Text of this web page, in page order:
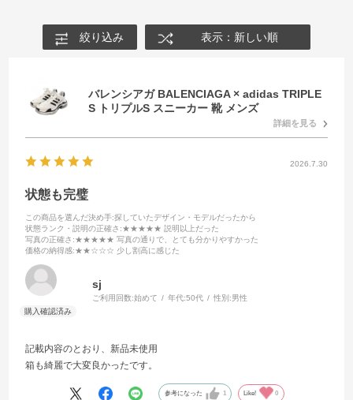
絞り込み 表示：新しい順
バレンシアガ BALENCIAGA × adidas TRIPLE
S トリプルS スニーカー 靴 メンズ
詳細を見る
2026.7.30
状態も完璧
この商品を選んだ決め手:探していたデザイン・モデルだったから
状態ランク・説明の正確さ :★★★★★ 説明以上だった
写真の正確さ :★★★★★ 写真の通りで、とても分かりやすかった
価格の納得感:★★☆☆☆ 少し割高に感じた
sj
ご利用回数:始めて 年代:50代 性別:男性
記載内容のとおり、新品未使用
箱も綺麗で大変良かったです。
参考になった 1 Like! 0